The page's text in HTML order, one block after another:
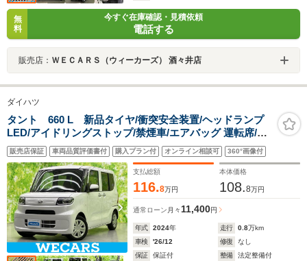
無
料
今すぐ在庫確認・見積依頼
電話する
販売店： ＷＥＣＡＲＳ（ウィーカーズ） 酒々井店
ダイハツ
タント 660 L 新品タイヤ/衝突安全装置/ヘッドランプ
LED/アイドリングストップ/禁煙車/エアバッグ 運転席/エ
アバッグ 助手席/パワーウインドウ/エンジンスタートボタ
ン/オートエアコン
販売店保証 車両品質評価書付 購入プラン付 オンライン相談可 360°画像付
支払総額
116.8万円
本体価格
108.8万円
通常ローン 月々11,400円
年式 2024年 走行 0.8万km
車検
'26/12 修復
なし
保証
保証付 整備
法定整備付